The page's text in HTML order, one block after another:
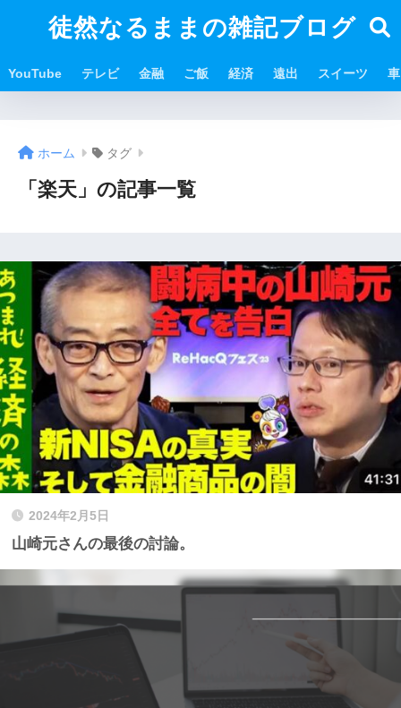
徒然なるままの雑記ブログ
YouTube テレビ 金融 ご飯 経済 遠出 スイーツ 車
ホーム タグ
「楽天」の記事一覧
2024年2月5日
山崎元さんの最後の討論。